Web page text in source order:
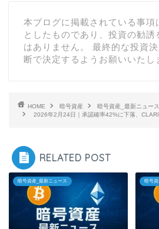
本ブログに掲載されている事項
としたものであり、投資の勧
はありません。 最終的な投資
断で決定するようお願いいたし
HOME 暗号資産
暗号資産_最新ニュース
2026年2月24日｜承認確率42%に下落、
RELATED POST
暗号資産_最新ニュース 暗号資